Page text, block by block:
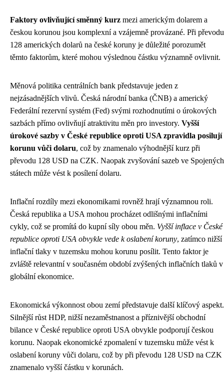
Faktory ovlivňující směnný kurz mezi americkým dolarem a
českou korunou jsou komplexní a vzájemně provázané. Při převodu
128 amerických dolarů na české koruny je důležité porozumět
těmto faktorům, které mohou výslednou částku významně ovlivnit.
Měnová politika centrálních bank představuje jeden z
nejzásadnějších vlivů. Česká národní banka (ČNB) a americký
Federální rezervní systém (Fed) svými rozhodnutími o úrokových
sazbách přímo ovlivňují atraktivitu měn pro investory. Vyšší
úrokové sazby v České republice oproti USA zpravidla posilují
korunu vůči dolaru, což by znamenalo výhodnější kurz při
převodu 128 USD na CZK. Naopak zvyšování sazeb ve Spojených
státech může vést k posílení dolaru.
Inflační rozdíly mezi ekonomikami rovněž hrají významnou roli.
Česká republika a USA mohou procházet odlišnými inflačními
cykly, což se promítá do kupní síly obou měn. Vyšší inflace v České
republice oproti USA obvykle vede k oslabení koruny, zatímco nižší
inflační tlaky v tuzemsku mohou korunu posílit. Tento faktor je
zvláště relevantní v současném období zvýšených inflačních tlaků v
globální ekonomice.
Ekonomická výkonnost obou zemí představuje další klíčový aspekt.
Silnější růst HDP, nižší nezaměstnanost a příznivější obchodní
bilance v České republice oproti USA obvykle podporují českou
korunu. Naopak ekonomické zpomalení v tuzemsku může vést k
oslabení koruny vůči dolaru, což by při převodu 128 USD na CZK
znamenalo vyšší částku v korunách.